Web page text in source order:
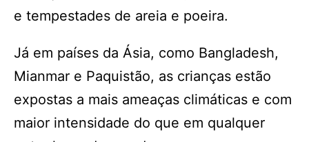
e tempestades de areia e poeira.
Já em países da Ásia, como Bangladesh,
Mianmar e Paquistão, as crianças estão
expostas a mais ameaças climáticas e com
maior intensidade do que em qualquer